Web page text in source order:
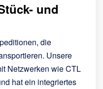
und
die
Unsere
Netzwerken wie CTL
hat ein integriertes